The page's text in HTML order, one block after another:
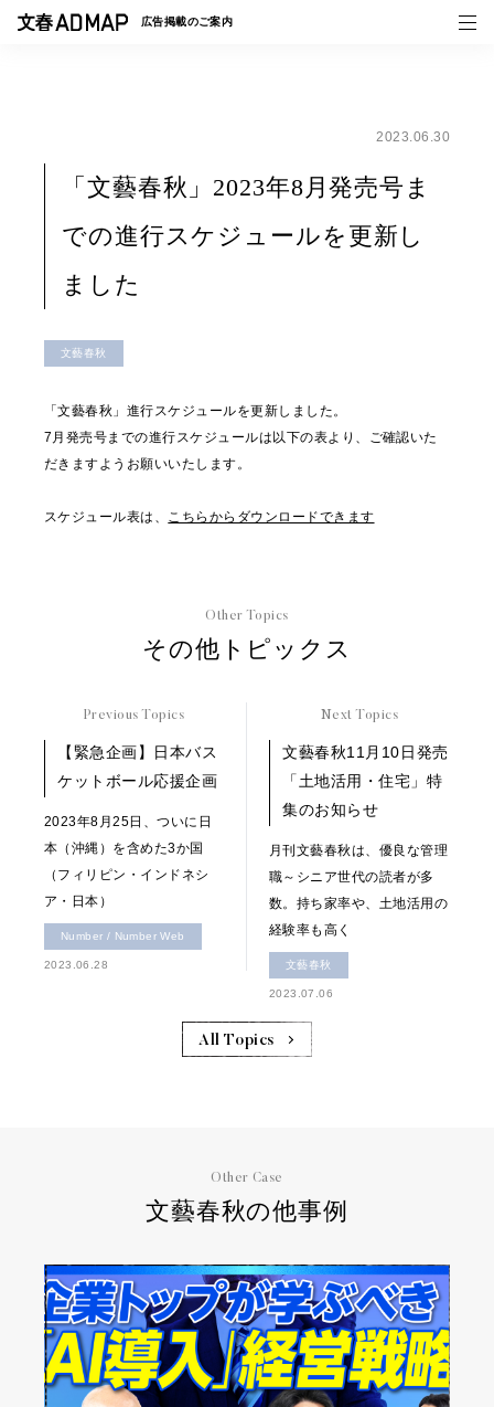
広告掲載のご案内
事例一覧
トピックス
2023.06.30
「文藝春秋」2023年8月発売号ま
での進行スケジュールを更新し
ました
文藝春秋
「文藝春秋」進行スケジュールを更新しました。
7月発売号までの進行スケジュールは以下の表より、ご確認いた
だきますようお願いいたします。
スケジュール表は、 こちらからダウンロードできます
Other Topics
その他トピックス
Previous Topics
【緊急企画】日本バス
ケットボール応援企画
2023年8月25日、ついに日
本（沖縄）を含めた3か国
（フィリピン・インドネシ
ア・日本）
Number / Number Web
2023.06.28
Next Topics
文藝春秋11月10日発売
「土地活用・住宅」特
集のお知らせ
月刊文藝春秋は、優良な管理
職～シニア世代の読者が多
数。持ち家率や、土地活用の
経験率も高く
文藝春秋
2023.07.06
All Topics
Other Case
文藝春秋の他事例